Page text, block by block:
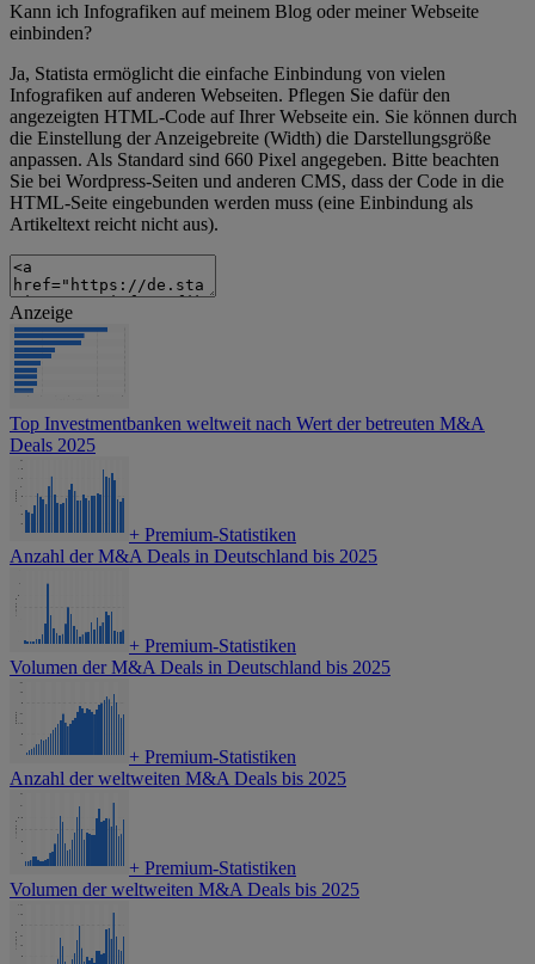
Kann ich Infografiken auf meinem Blog oder meiner Webseite
einbinden?
Ja, Statista ermöglicht die einfache Einbindung von vielen
Infografiken auf anderen Webseiten. Pflegen Sie dafür den
angezeigten HTML-Code auf Ihrer Webseite ein. Sie können durch
die Einstellung der Anzeigebreite (Width) die Darstellungsgröße
anpassen. Als Standard sind 660 Pixel angegeben. Bitte beachten
Sie bei Wordpress-Seiten und anderen CMS, dass der Code in die
HTML-Seite eingebunden werden muss (eine Einbindung als
Artikeltext reicht nicht aus).
Anzeige
Top Investmentbanken weltweit nach Wert der betreuten M&A
Deals 2025
+ Premium-Statistiken
Anzahl der M&A Deals in Deutschland bis 2025
+ Premium-Statistiken
Volumen der M&A Deals in Deutschland bis 2025
+ Premium-Statistiken
Anzahl der weltweiten M&A Deals bis 2025
+ Premium-Statistiken
Volumen der weltweiten M&A Deals bis 2025